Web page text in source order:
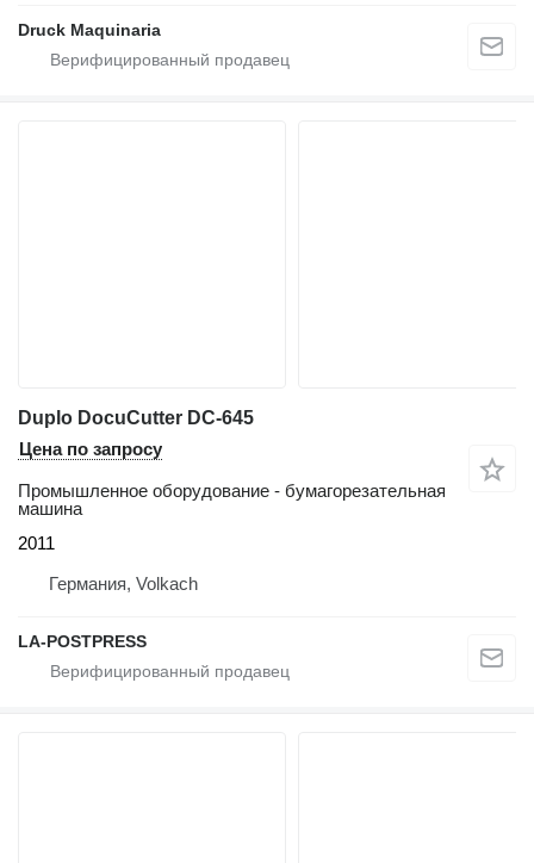
Druck Maquinaria
Duplo DocuCutter DC-645
Цена по запросу
Промышленное оборудование - бумагорезательная
машина
2011
Германия, Volkach
LA-POSTPRESS